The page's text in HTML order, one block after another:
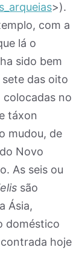
>).
com a
lá o
sido bem
das oito
colocadas no
táxon
mudou, de
Novo
As seis ou
são
Ásia,
doméstico
hoje